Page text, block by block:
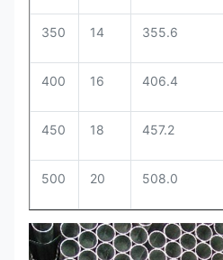
350 14 355.6
400 16 406.4
450 18 457.2
500 20 508.0